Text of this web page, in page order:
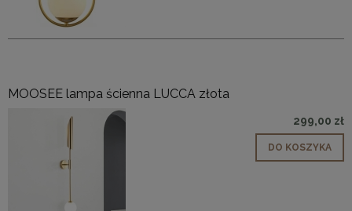
MOOSEE lampa ścienna LUCCA złota
299,00 zł
DO KOSZYKA